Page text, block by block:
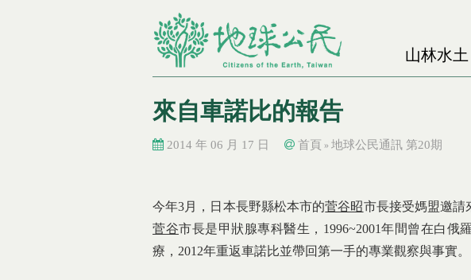
山林水土
來自車諾比的報告
2014 年 06 月 17 日 首頁 » 地球公民通訊 第20期
今年3月，日本長野縣松本市的菅谷昭市長接受媽盟邀請
菅谷市長是甲狀腺專科醫生，1996~2001年間曾在白
療，2012年重返車諾比並帶回第一手的專業觀察與事實。